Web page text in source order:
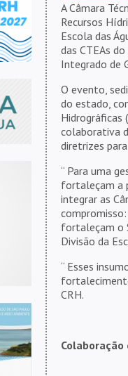
A Câmara
Recursos
Escola das
das CTEAs
Integrado de
O evento,
do estado,
Hidrográficas
colaborativa
diretrizes
“ Para uma
fortaleçam a
integrar as
fortaleçam o
Divisão da
“ Esses
CRH.